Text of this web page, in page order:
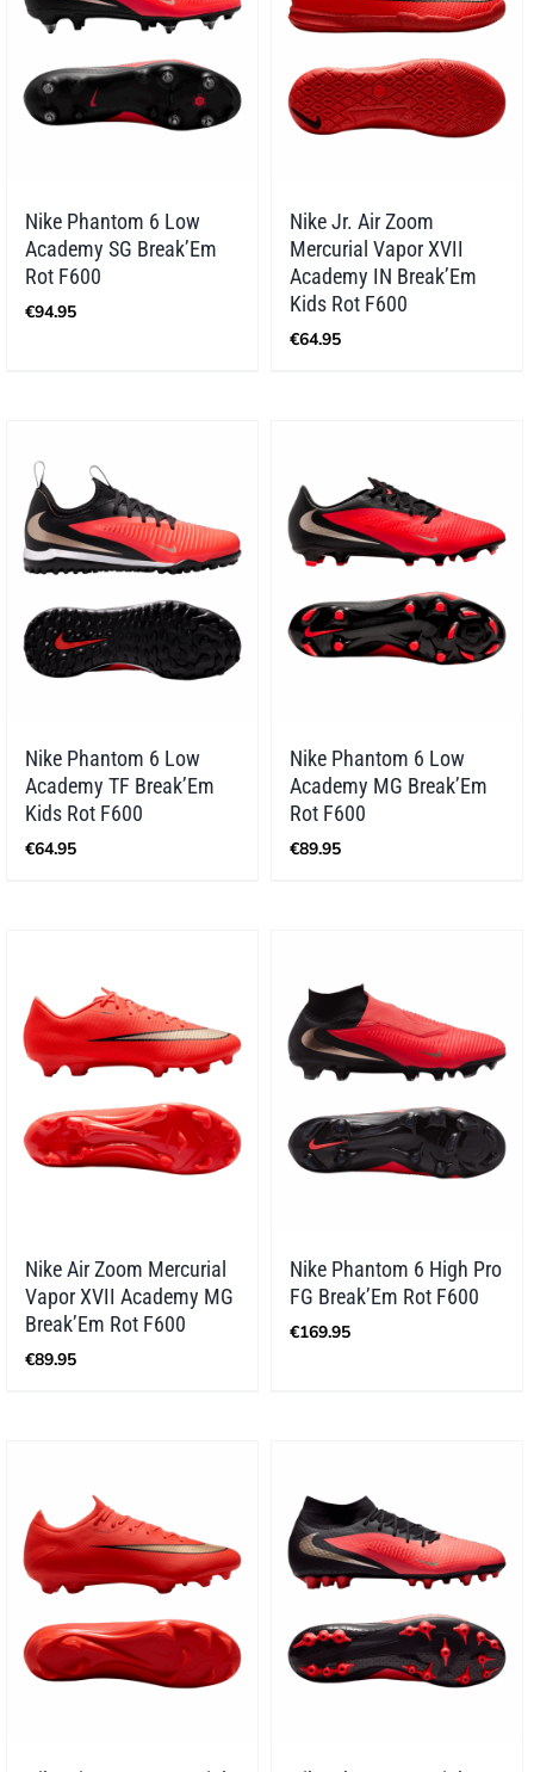
Nike Phantom 6 Low
Academy SG Break’Em
Rot F600
€94.95
Nike Jr. Air Zoom
Mercurial Vapor XVII
Academy IN Break’Em
Kids Rot F600
€64.95
Nike Phantom 6 Low
Academy TF Break’Em
Kids Rot F600
€64.95
Nike Phantom 6 Low
Academy MG Break’Em
Rot F600
€89.95
Nike Air Zoom Mercurial
Vapor XVII Academy MG
Break’Em Rot F600
€89.95
Nike Phantom 6 High Pro
FG Break’Em Rot F600
€169.95